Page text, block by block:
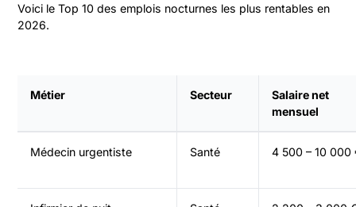
Voici le Top 10 des emplois nocturnes les plus rentables en
2026.
Métier Secteur
Salaire net
mensuel
Médecin urgentiste Santé 4 500 – 10 000